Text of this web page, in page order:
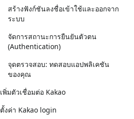
สร้างฟังก์ชันลงชื่อเข้าใช้และออกจาก
ระบบ
จัดการสถานะการยืนยันตัวตน
(Authentication)
จุดตรวจสอบ: ทดสอบแอปพลิเคชัน
ของคุณ
เพิ่มตัวเชื่อมต่อ Kakao
ตั้งค่า Kakao login